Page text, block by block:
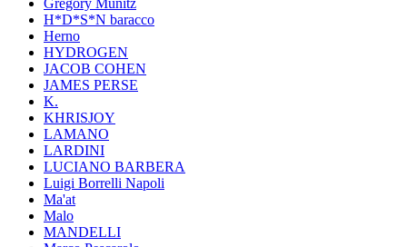
Gregory Munitz
H*D*S*N baracco
Herno
HYDROGEN
JACOB COHEN
JAMES PERSE
K.
KHRISJOY
LAMANO
LARDINI
LUCIANO BARBERA
Luigi Borrelli Napoli
Ma'at
Malo
MANDELLI